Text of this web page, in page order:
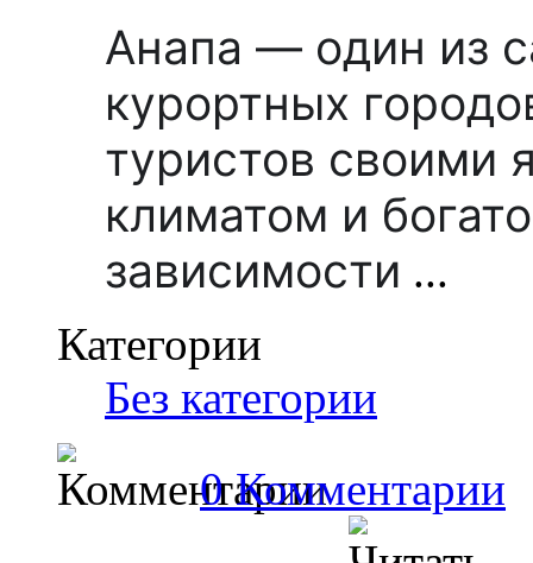
Анапа — один из
курортных
туристов своими
климатом и
зависимости ...
Категории
Без категории
0 Комментарии